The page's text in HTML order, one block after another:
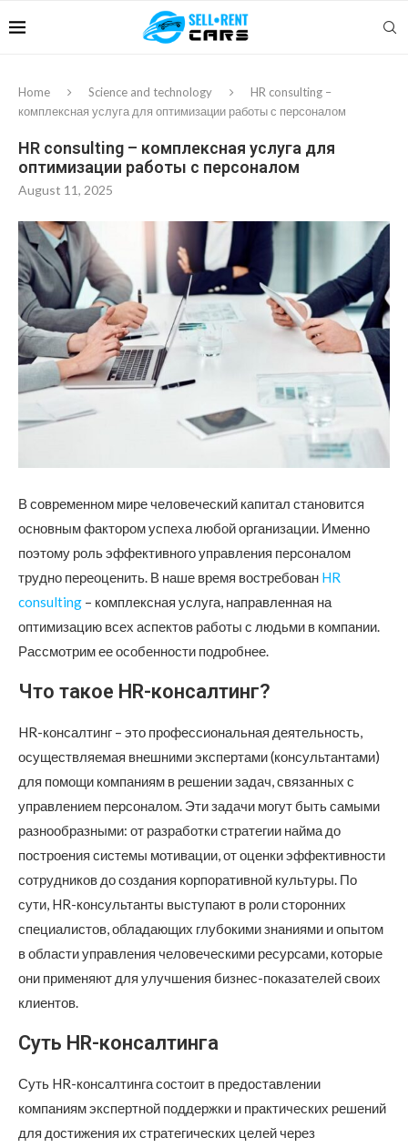
Home Science and technology
HR consulting –
комплексная услуга для оптимизации работы с персоналом
HR consulting – комплексная услуга для
оптимизации работы с персоналом
August 11, 2025
В современном мире человеческий капитал становится
основным фактором успеха любой организации. Именно
поэтому роль эффективного управления персоналом
трудно переоценить. В наше время востребован HR
consulting – комплексная услуга, направленная на
оптимизацию всех аспектов работы с людьми в компании.
Рассмотрим ее особенности подробнее.
Что такое HR-консалтинг?
HR-консалтинг – это профессиональная деятельность,
осуществляемая внешними экспертами (консультантами)
для помощи компаниям в решении задач, связанных с
управлением персоналом. Эти задачи могут быть самыми
разнообразными: от разработки стратегии найма до
построения системы мотивации, от оценки эффективности
сотрудников до создания корпоративной культуры. По
сути, HR-консультанты выступают в роли сторонних
специалистов, обладающих глубокими знаниями и опытом
в области управления человеческими ресурсами, которые
они применяют для улучшения бизнес-показателей своих
клиентов.
Суть HR-консалтинга
Суть HR-консалтинга состоит в предоставлении
компаниям экспертной поддержки и практических решений
для достижения их стратегических целей через